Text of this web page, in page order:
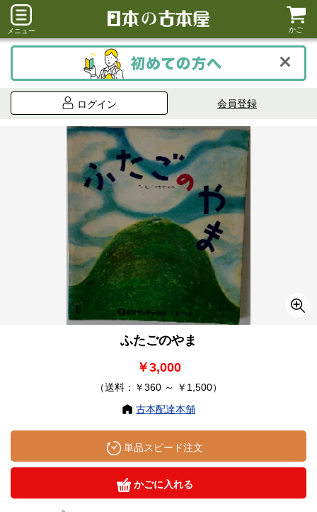
メニュー かご
ログイン 会員登録
ふたごのやま
￥3,000
（送料：￥360 ～ ￥1,500）
古本配達本舗
単品スピード注文
かごに入れる